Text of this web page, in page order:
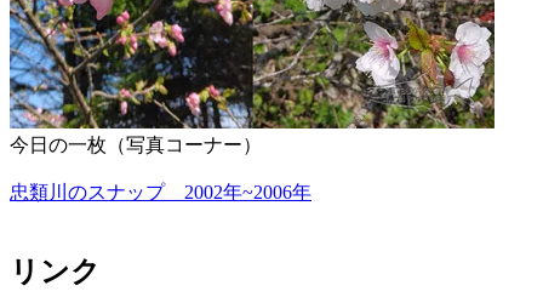
今日の一枚（写真コーナー）
忠類川のスナップ 2002年~2006年
リンク